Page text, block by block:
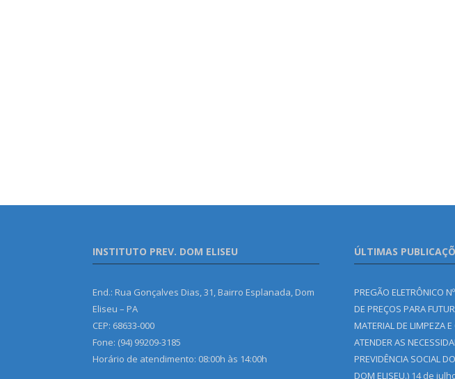
INSTITUTO PREV. DOM ELISEU
End.: Rua Gonçalves Dias, 31, Bairro Esplanada, Dom
Eliseu – PA
CEP: 68633-000
Fone: (94) 99209-3185
Horário de atendimento: 08:00h às 14:00h
ÚLTIMAS
PREGÃO ELETRÔNICO
DE PREÇOS PARA
MATERIAL DE LIMPEZA
ATENDER AS
PREVIDÊNCIA SOCIAL
DOM ELISEU.) 14 de